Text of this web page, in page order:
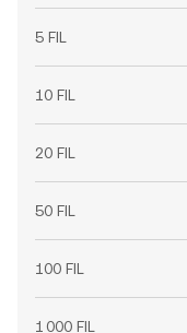
5 FIL
10 FIL
20 FIL
50 FIL
100 FIL
1 000 FIL